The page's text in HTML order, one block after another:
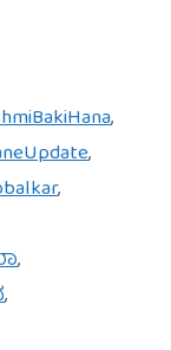
,
,
,
,
,